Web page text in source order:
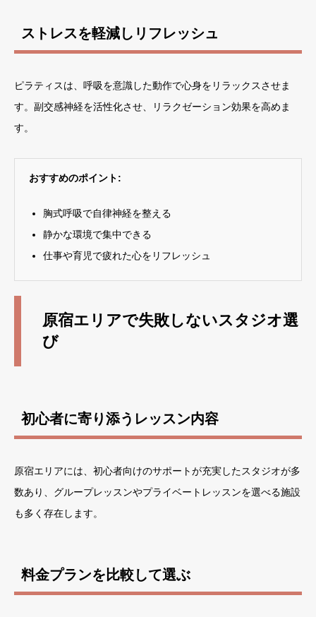
ストレスを軽減しリフレッシュ
ピラティスは、呼吸を意識した動作で心身をリラックスさせま
す。副交感神経を活性化させ、リラクゼーション効果を高めま
す。
おすすめのポイント:
胸式呼吸で自律神経を整える
静かな環境で集中できる
仕事や育児で疲れた心をリフレッシュ
原宿エリアで失敗しないスタジオ選
び
初心者に寄り添うレッスン内容
原宿エリアには、初心者向けのサポートが充実したスタジオが多
数あり、グループレッスンやプライベートレッスンを選べる施設
も多く存在します。
料金プランを比較して選ぶ